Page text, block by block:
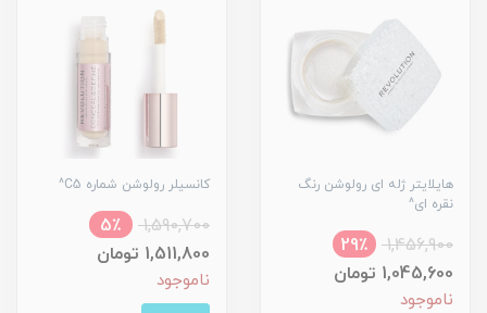
هایلایتر ژله ای رولوشن رنگ
نقره ای^
1,456,900
29٪
1,045,600 تومان
ناموجود
کانسیلر رولوشن شماره C5^
1,590,700
5٪
1,511,800 تومان
ناموجود